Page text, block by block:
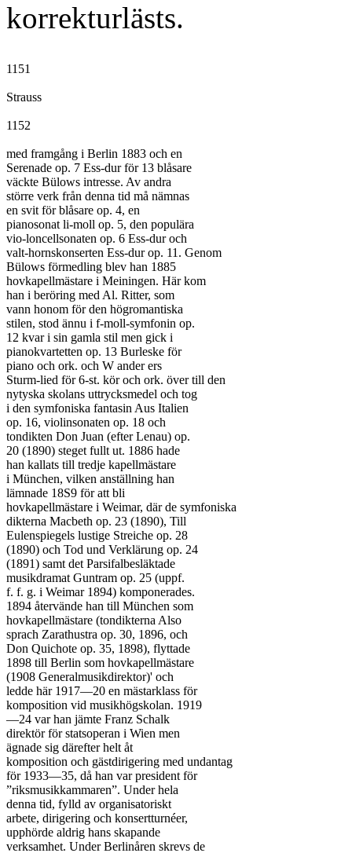
korrekturlästs.
1151
Strauss
1152
med framgång i Berlin 1883 och en
Serenade op. 7 Ess-dur för 13 blåsare
väckte Bülows intresse. Av andra
större verk från denna tid må nämnas
en svit för blåsare op. 4, en
pianosonat li-moll op. 5, den populära
vio-loncellsonaten op. 6 Ess-dur och
valt-hornskonserten Ess-dur op. 11. Genom
Bülows förmedling blev han 1885
hovkapellmästare i Meiningen. Här kom
han i beröring med Al. Ritter, som
vann honom för den högromantiska
stilen, stod ännu i f-moll-symfonin op.
12 kvar i sin gamla stil men gick i
pianokvartetten op. 13 Burleske för
piano och ork. och W ander ers
Sturm-lied för 6-st. kör och ork. över till den
nytyska skolans uttrycksmedel och tog
i den symfoniska fantasin Aus Italien
op. 16, violinsonaten op. 18 och
tondikten Don Juan (efter Lenau) op.
20 (1890) steget fullt ut. 1886 hade
han kallats till tredje kapellmästare
i München, vilken anställning han
lämnade 18S9 för att bli
hovkapellmästare i Weimar, där de symfoniska
dikterna Macbeth op. 23 (1890), Till
Eulenspiegels lustige Streiche op. 28
(1890) och Tod und Verklärung op. 24
(1891) samt det Parsifalbesläktade
musikdramat Guntram op. 25 (uppf.
f. f. g. i Weimar 1894) komponerades.
1894 återvände han till München som
hovkapellmästare (tondikterna Also
sprach Zarathustra op. 30, 1896, och
Don Quichote op. 35, 1898), flyttade
1898 till Berlin som hovkapellmästare
(1908 Generalmusikdirektor)' och
ledde här 1917—20 en mästarklass för
komposition vid musikhögskolan. 1919
—24 var han jämte Franz Schalk
direktör för statsoperan i Wien men
ägnade sig därefter helt åt
komposition och gästdirigering med undantag
för 1933—35, då han var president för
”riksmusikkammaren”. Under hela
denna tid, fylld av organisatoriskt
arbete, dirigering och konsertturnéer,
upphörde aldrig hans skapande
verksamhet. Under Berlinåren skrevs de